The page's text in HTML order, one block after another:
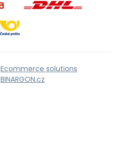
Ecommerce solutions
BINARGON.cz